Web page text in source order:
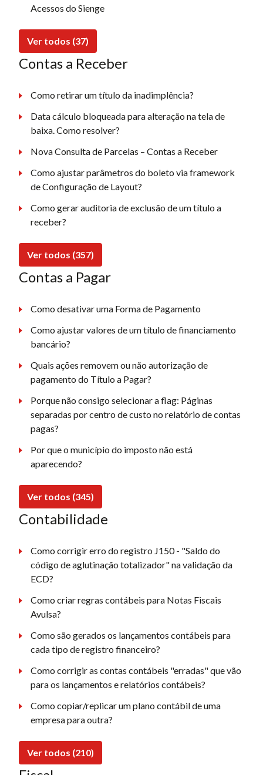
Acessos do Sienge
Ver todos (37)
Contas a Receber
Como retirar um título da inadimplência?
Data cálculo bloqueada para alteração na tela de
baixa. Como resolver?
Nova Consulta de Parcelas – Contas a Receber
Como ajustar parâmetros do boleto via framework
de Configuração de Layout?
Como gerar auditoria de exclusão de um título a
receber?
Ver todos (357)
Contas a Pagar
Como desativar uma Forma de Pagamento
Como ajustar valores de um título de financiamento
bancário?
Quais ações removem ou não autorização de
pagamento do Título a Pagar?
Porque não consigo selecionar a flag: Páginas
separadas por centro de custo no relatório de contas
pagas?
Por que o município do imposto não está
aparecendo?
Ver todos (345)
Contabilidade
Como corrigir erro do registro J150 - "Saldo do
código de aglutinação totalizador" na validação da
ECD?
Como criar regras contábeis para Notas Fiscais
Avulsa?
Como são gerados os lançamentos contábeis para
cada tipo de registro financeiro?
Como corrigir as contas contábeis "erradas" que vão
para os lançamentos e relatórios contábeis?
Como copiar/replicar um plano contábil de uma
empresa para outra?
Ver todos (210)